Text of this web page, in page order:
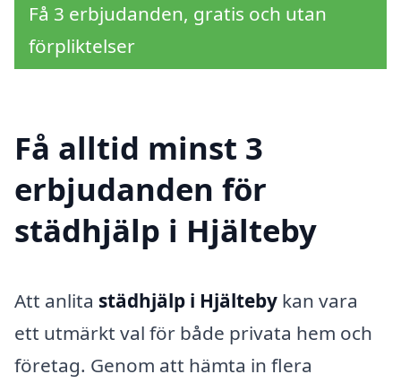
Få 3 erbjudanden, gratis och utan
förpliktelser
Få alltid minst 3
erbjudanden för
städhjälp i Hjälteby
Att anlita städhjälp i Hjälteby kan vara
ett utmärkt val för både privata hem och
företag. Genom att hämta in flera